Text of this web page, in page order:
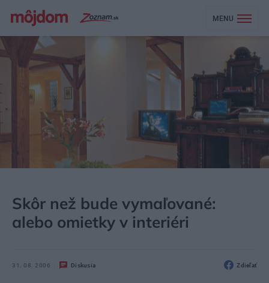
MENU
Skôr než bude vymaľované:
alebo omietky v interiéri
31. 08. 2006 Diskusia Zdieľať